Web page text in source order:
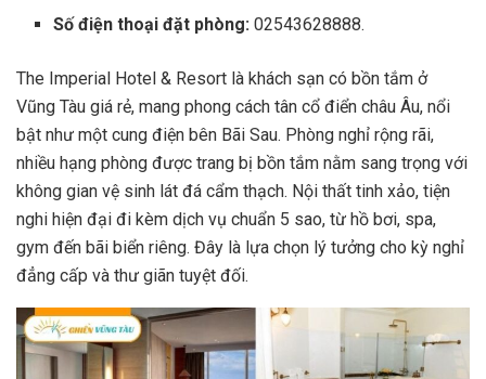
Số điện thoại đặt phòng: 02543628888.
The Imperial Hotel & Resort là khách sạn có bồn tắm ở
Vũng Tàu giá rẻ, mang phong cách tân cổ điển châu Âu, nổi
bật như một cung điện bên Bãi Sau. Phòng nghỉ rộng rãi,
nhiều hạng phòng được trang bị bồn tắm nằm sang trọng với
không gian vệ sinh lát đá cẩm thạch. Nội thất tinh xảo, tiện
nghi hiện đại đi kèm dịch vụ chuẩn 5 sao, từ hồ bơi, spa,
gym đến bãi biển riêng. Đây là lựa chọn lý tưởng cho kỳ nghỉ
đẳng cấp và thư giãn tuyệt đối.